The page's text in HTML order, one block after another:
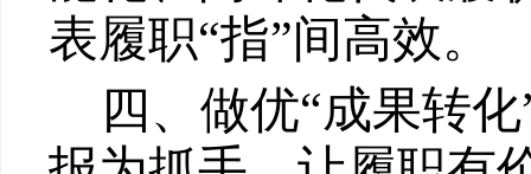
表履职“指”间高效。
四、做优“成果转